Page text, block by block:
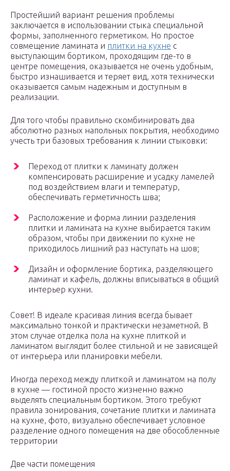
Простейший вариант решения проблемы
заключается в использовании стыка специальной
формы, заполненного герметиком. Но простое
совмещение ламината и плитки на кухне с
выступающим бортиком, проходящим где-то в
центре помещения, оказывается не очень удобным,
быстро изнашивается и теряет вид, хотя технически
оказывается самым надежным и доступным в
реализации.
Для того чтобы правильно скомбинировать два
абсолютно разных напольных покрытия, необходимо
учесть три базовых требования к линии стыковки:
Переход от плитки к ламинату должен
компенсировать расширение и усадку ламелей
под воздействием влаги и температур,
обеспечивать герметичность шва;
Расположение и форма линии разделения
плитки и ламината на кухне выбирается таким
образом, чтобы при движении по кухне не
приходилось лишний раз наступать на шов;
Дизайн и оформление бортика, разделяющего
ламинат и кафель, должны вписываться в общий
интерьер кухни.
Совет! В идеале красивая линия всегда бывает
максимально тонкой и практически незаметной. В
этом случае отделка пола на кухне плиткой и
ламинатом выглядит более стильной и не зависящей
от интерьера или планировки мебели.
Иногда переход между плиткой и ламинатом на полу
в кухне — гостиной просто жизненно важно
выделять специальным бортиком. Этого требуют
правила зонирования, сочетание плитки и ламината
на кухне, фото, визуально обеспечивает условное
разделение одного помещения на две обособленные
территории
Две части помещения